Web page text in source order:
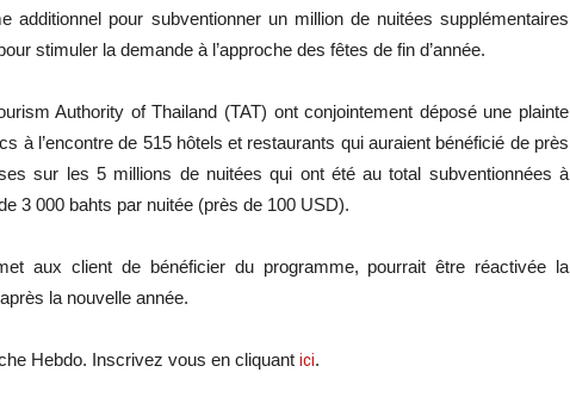
additionnel pour subventionner un million de nuitées supplémentaires
stimuler la demande à l’approche des fêtes de fin d’année.
Authority of Thailand (TAT) ont conjointement déposé une plainte
à l’encontre de 515 hôtels et restaurants qui auraient bénéficié de près
sur les 5 millions de nuitées qui ont été au total subventionnées à
3 000 bahts par nuitée (près de 100 USD).
aux client de bénéficier du programme, pourrait être réactivée la
la nouvelle année.
Hebdo. Inscrivez vous en cliquant ici.